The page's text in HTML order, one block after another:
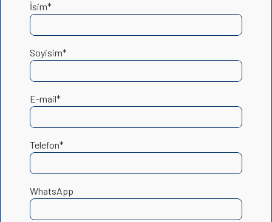
İsim*
Soyisim*
E-mail*
Telefon*
WhatsApp